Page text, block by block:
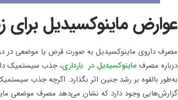
عوارض ماینوکسیدیل برای
مصرف داروی ماینوکسیدیل به صورت قرص یا موضعی در
درباره مصرف ماینوکسیدیل در بارداری، جذب سیستمیک
به‌طور بالقوه بر رشد جنین اثر بگذارد. اگرچه جذب
گزارش‌هایی وجود دارد که نشان می‌دهد مصرف موضعی